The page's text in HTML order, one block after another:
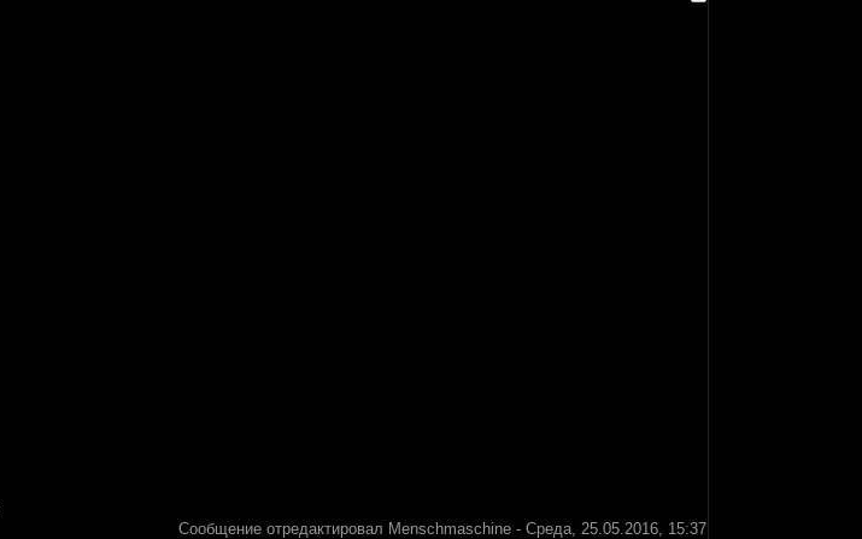
Сообщение отредактировал Menschmaschine - Среда, 25.05.2016, 15:37